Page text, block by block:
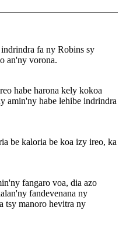
fa ny Robins sy
an'ny vorona.
habe harona kely kokoa
amin'ny habe lehibe indrindra
be kaloria be koa izy ireo, ka
fangaro voa, dia azo
fandevenana ny
tsy manoro hevitra ny